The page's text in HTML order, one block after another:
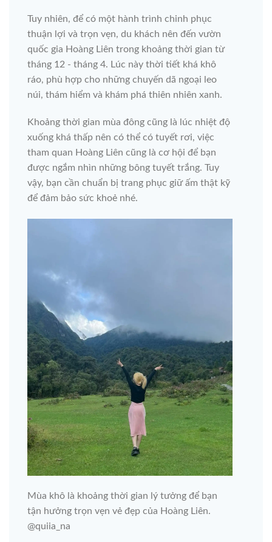
Tuy nhiên, để có một hành trình chinh phục
thuận lợi và trọn vẹn, du khách nên đến vườn
quốc gia Hoàng Liên trong khoảng thời gian từ
tháng 12 - tháng 4. Lúc này thời tiết khá khô
ráo, phù hợp cho những chuyến dã ngoại leo
núi, thám hiểm và khám phá thiên nhiên xanh.
Khoảng thời gian mùa đông cũng là lúc nhiệt độ
xuống khá thấp nên có thể có tuyết rơi, việc
tham quan Hoàng Liên cũng là cơ hội để bạn
được ngắm nhìn những bông tuyết trắng. Tuy
vậy, bạn cần chuẩn bị trang phục giữ ấm thật kỹ
để đảm bảo sức khoẻ nhé.
Mùa khô là khoảng thời gian lý tưởng để bạn
tận hưởng trọn vẹn vẻ đẹp của Hoàng Liên.
@quiia_na